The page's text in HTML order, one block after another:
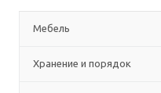
Мебель
Хранение и порядок